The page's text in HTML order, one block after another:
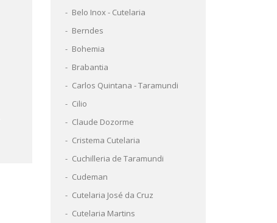
Belo Inox - Cutelaria
Berndes
Bohemia
Brabantia
Carlos Quintana - Taramundi
Cilio
Claude Dozorme
Cristema Cutelaria
Cuchilleria de Taramundi
Cudeman
Cutelaria José da Cruz
Cutelaria Martins